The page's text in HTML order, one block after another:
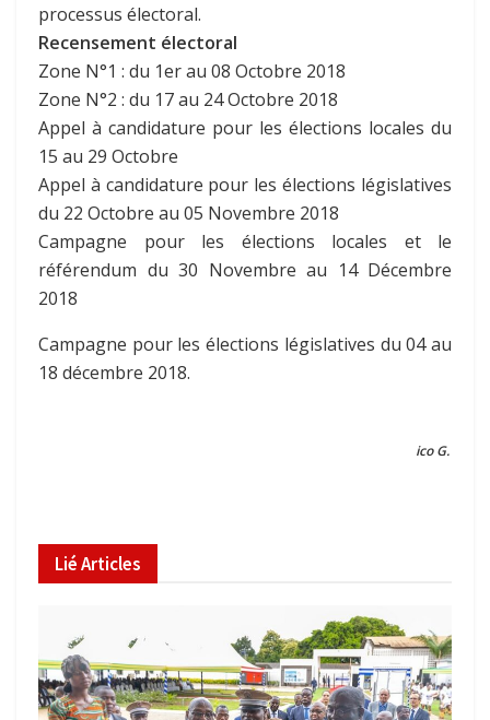
processus électoral.
Recensement électoral
Zone N°1 : du 1er au 08 Octobre 2018
Zone N°2 : du 17 au 24 Octobre 2018
Appel à candidature pour les élections locales du
15 au 29 Octobre
Appel à candidature pour les élections législatives
du 22 Octobre au 05 Novembre 2018
Campagne pour les élections locales et le
référendum du 30 Novembre au 14 Décembre
2018
Campagne pour les élections législatives du 04 au
18 décembre 2018.
ico G.
LiéArticles